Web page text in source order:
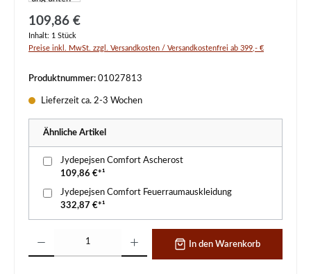
Regulärer Preis:
109,86 €
Inhalt: 1 Stück
Preise inkl. MwSt. zzgl. Versandkosten / Versandkostenfrei ab 399,- €
Produktnummer: 01027813
Lieferzeit ca. 2-3 Wochen
Ähnliche Artikel
Jydepejsen Comfort Ascherost
109,86 €*¹
Jydepejsen Comfort Feuerraumauskleidung
332,87 €*¹
In den Warenkorb